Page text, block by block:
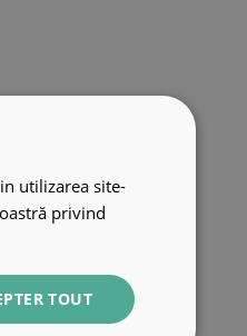
utilizarea site-
privind
TOUT